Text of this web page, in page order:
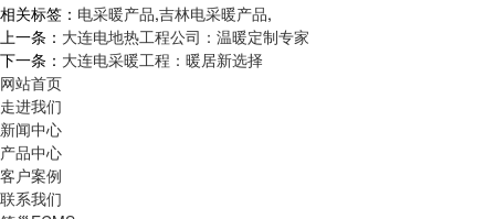
相关标签： 电采暖产品,吉林电采暖产品,
上一条： 大连电地热工程公司：温暖定制专家
下一条： 大连电采暖工程：暖居新选择
网站首页
走进我们
新闻中心
产品中心
客户案例
联系我们